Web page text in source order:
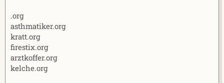
.org
asthmatiker.org
kratt.org
firestix.org
arztkoffer.org
kelche.org